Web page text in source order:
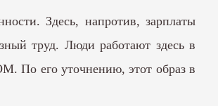
Здесь, напротив, зарплаты
труд. Люди работают здесь в
По его уточнению, этот образ в